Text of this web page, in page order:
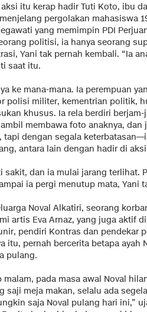
itu kerap hadir Tuti Koto, ibu
pergolakan mahasiswa
yang memimpin PDI
politisi, ia hanya seorang
Yani tak pernah kembali. “Ia
saat itu.
ke mana-mana. Ia perempuan
polisi militer, kementrian politik,
khusus. Ia rela berdiri
membawa foto anaknya,
tapi dengan segala
antara lain dengan hadir di
sakit, dan ia mulai jarang terlihat.
ia pergi menutup mata, Yani
Noval Alkatiri, seorang
artis Eva Arnaz, yang juga aktif
pendiri Kontras dan pendekar
itu, pernah bercerita betapa ayah
pulang.
malam, pada masa awal Noval
saji meja makan, selalu ada
saja Noval pulang hari ini,”